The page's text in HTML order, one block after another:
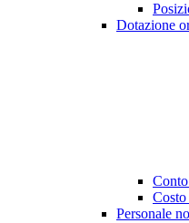
Dotazione
Costo
Personale